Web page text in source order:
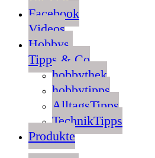
Facebook
Videos
Hobbys,
Tipps & Co
hobbythek
hobbytipps
AlltagsTipps
TechnikTipps
Produkte